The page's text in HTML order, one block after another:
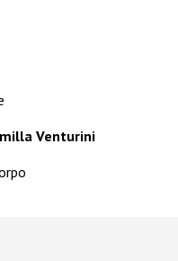
Venturini